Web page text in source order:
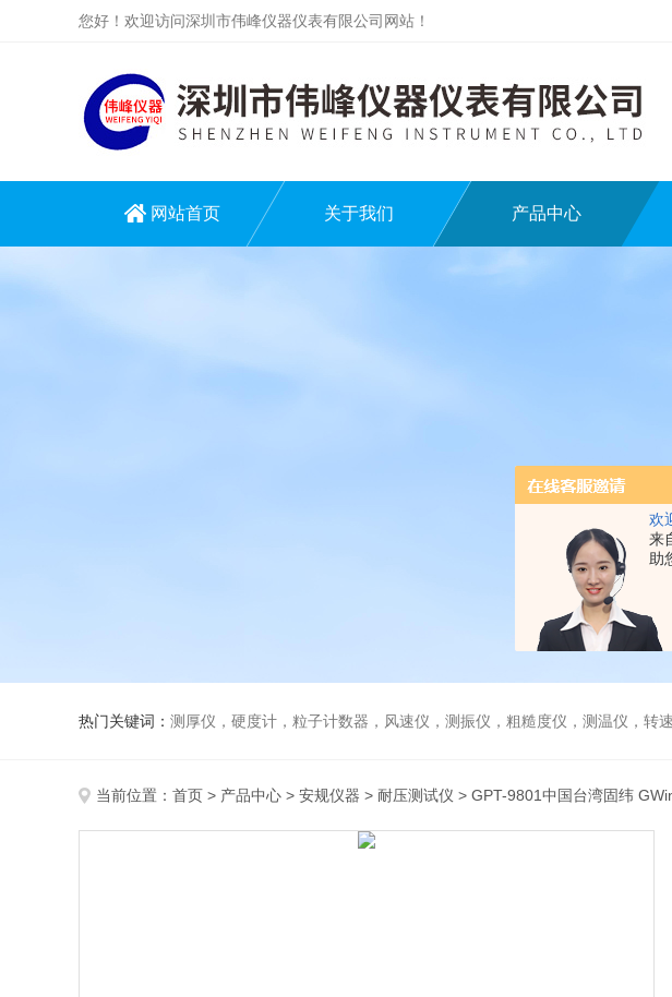
欢
来
助
您好！欢迎访问深圳市伟峰仪器仪表有限公司网站！
网站首页 关于我们 产品中心
热门关键词： 测厚仪，硬度计，粒子计数器，风速仪，测振仪，粗糙度仪，测温仪，转
当前位置： 首页 > 产品中心 > 安规仪器 > 耐压测试仪 > GPT-9801中国台湾固纬